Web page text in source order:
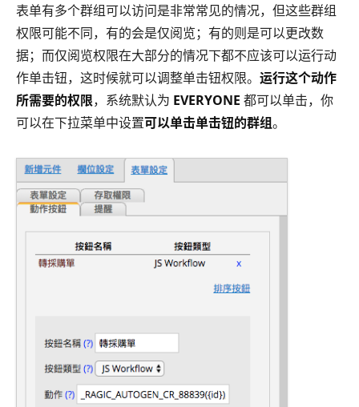
表单有多个群组可以访问是非常常见的情况，但这些群组
权限可能不同，有的会是仅阅览；有的则是可以更改数
据；而仅阅览权限在大部分的情况下都不应该可以运行动
作单击钮，这时候就可以调整单击钮权限。 运行这个动作
所需要的权限，系统默认为 EVERYONE 都可以单击，你
可以在下拉菜单中设置可以单击单击钮的群组。